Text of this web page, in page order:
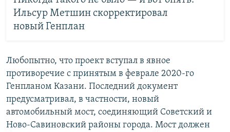
Ильсур Метшин скорректировал
новый Генплан
Любопытно, что проект вступал в явное
противоречие с принятым в феврале 2020-го
Генпланом Казани. Последний документ
предусматривал, в частности, новый
автомобильный мост, соединяющий Советский и
Ново-Савиновский районы города. Мост должен